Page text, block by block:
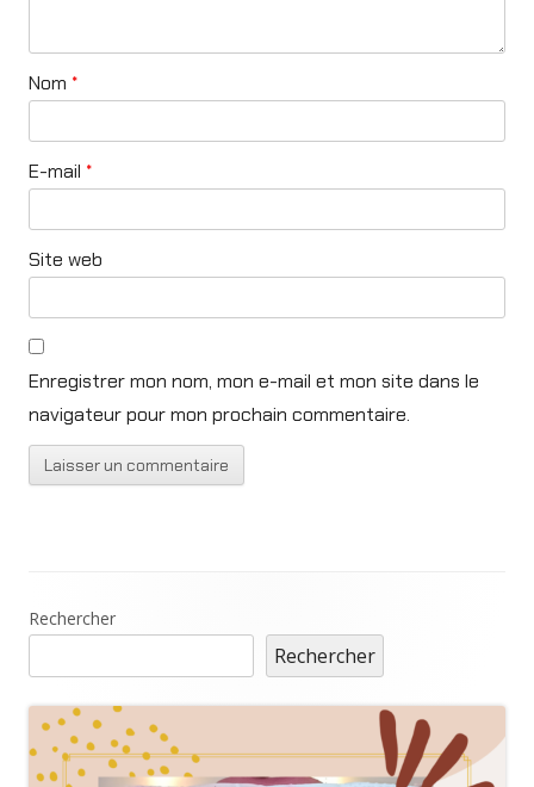
Nom *
E-mail *
Site web
Enregistrer mon nom, mon e-mail et mon site dans le
navigateur pour mon prochain commentaire.
Main
Sidebar
Rechercher
Rechercher